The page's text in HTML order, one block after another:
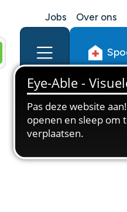
Jobs Over ons